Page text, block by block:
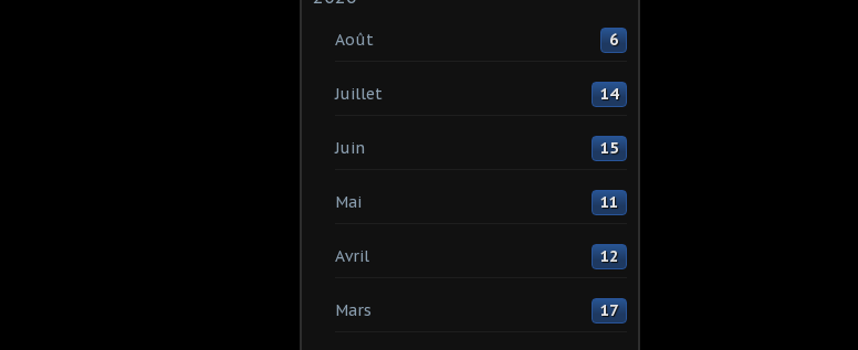
Août 6
Juillet 14
Juin 15
Mai 11
Avril 12
Mars 17